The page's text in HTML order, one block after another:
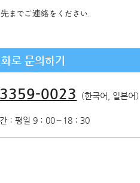
니다.）
습니다.
までご連絡をください。
로 문의하기
0023 （한국어, 일본어）
：평일 9：00～18：30